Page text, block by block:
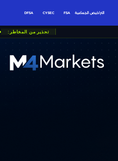
التراخيص الجماعية FSA
CYSEC
DFSA
تحذير من المخاطر:
M4Markets